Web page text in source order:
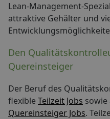
Lean-Management-
attraktive Gehälter und
Den
Quereinsteiger
Der Beruf des
flexible Teilzeit Jobs
Quereinsteiger Jobs.